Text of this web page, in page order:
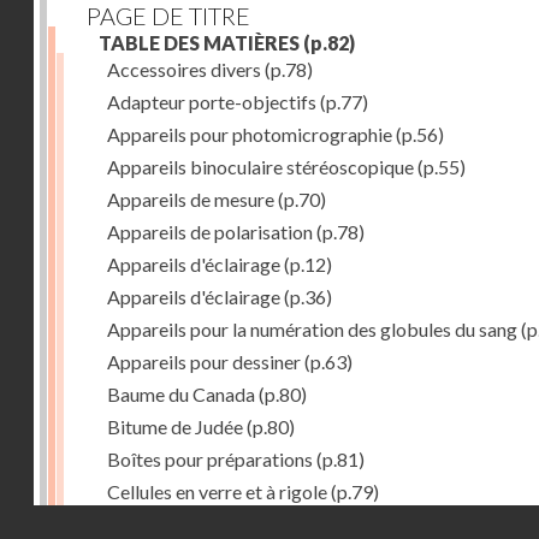
PAGE DE TITRE
TABLE DES MATIÈRES (p.82)
Accessoires divers (p.78)
Adapteur porte-objectifs (p.77)
Appareils pour photomicrographie(p.56)
Appareils binoculaire stéréoscopique(p.55)
Appareils de mesure(p.70)
Appareils de polarisation(p.78)
Appareils d'éclairage(p.12)
Appareils d'éclairage(p.36)
Appareils pour la numération des globules du sang
Appareils pour dessiner(p.63)
Baume du Canada(p.80)
Bitume de Judée(p.80)
Boîtes pour préparations (p.81)
Cellules en verre et à rigole(p.79)